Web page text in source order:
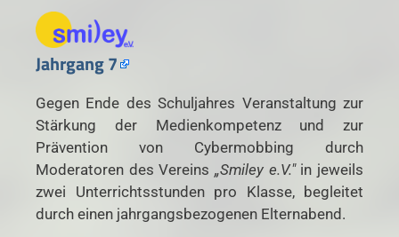
Jahrgang 7
Gegen Ende des Schuljahres Veranstaltung zur
Stärkung der Medienkompetenz und zur
Prävention von Cybermobbing durch
Moderatoren des Vereins „Smiley e.V."in jeweils
zwei Unterrichtsstunden pro Klasse, begleitet
durch einen jahrgangsbezogenen Elternabend.